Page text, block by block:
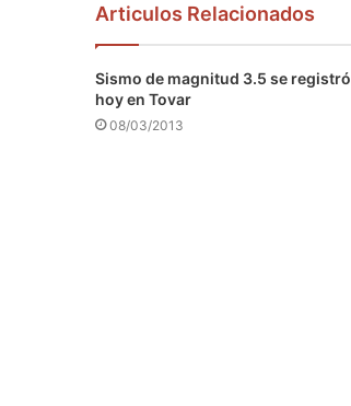
Articulos Relacionados
Sismo de magnitud 3.5 se registró
hoy en Tovar
08/03/2013